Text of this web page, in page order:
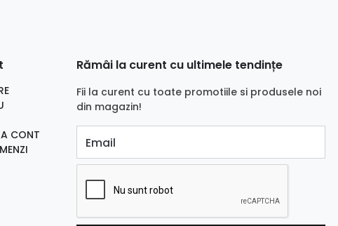
CONT
Rămâi la curent cu ultimele tendințe
Fii la curent cu toate promotiile si produsele noi
din magazin!
Email